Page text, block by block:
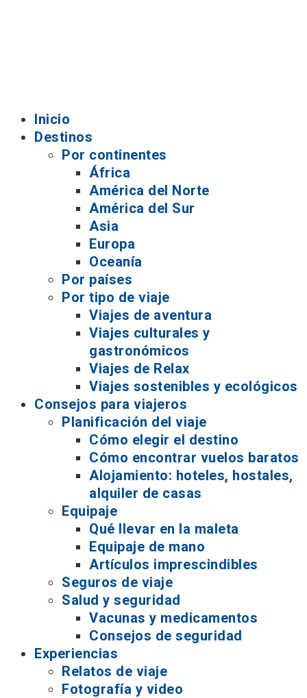
Inicio
Destinos
Por continentes
África
América del Norte
América del Sur
Asia
Europa
Oceanía
Por países
Por tipo de viaje
Viajes de aventura
Viajes culturales y
gastronómicos
Viajes de Relax
Viajes sostenibles y ecológicos
Consejos para viajeros
Planificación del viaje
Cómo elegir el destino
Cómo encontrar vuelos baratos
Alojamiento: hoteles, hostales,
alquiler de casas
Equipaje
Qué llevar en la maleta
Equipaje de mano
Artículos imprescindibles
Seguros de viaje
Salud y seguridad
Vacunas y medicamentos
Consejos de seguridad
Experiencias
Relatos de viaje
Fotografía y video